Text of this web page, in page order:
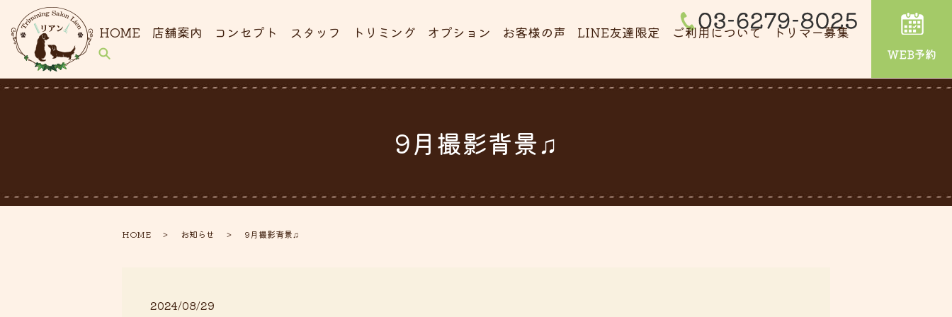
HOME 店舗案内 コンセプト スタッフ トリミング オプション お客様の声 LINE友達限定 ご利用について トリマー募集
9月撮影背景♫
HOME お知らせ 9月撮影背景♫
2024/08/29